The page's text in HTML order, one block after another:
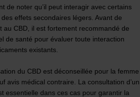
de noter qu’il peut interagir avec certains
effets secondaires légers. Avant de
au CBD, il est fortement recommandé de
de santé pour évaluer toute interaction
existants.
du CBD est déconseillée pour la femme
avis médical contraire. La consultation d’un
essentielle dans ces cas pour garantir la